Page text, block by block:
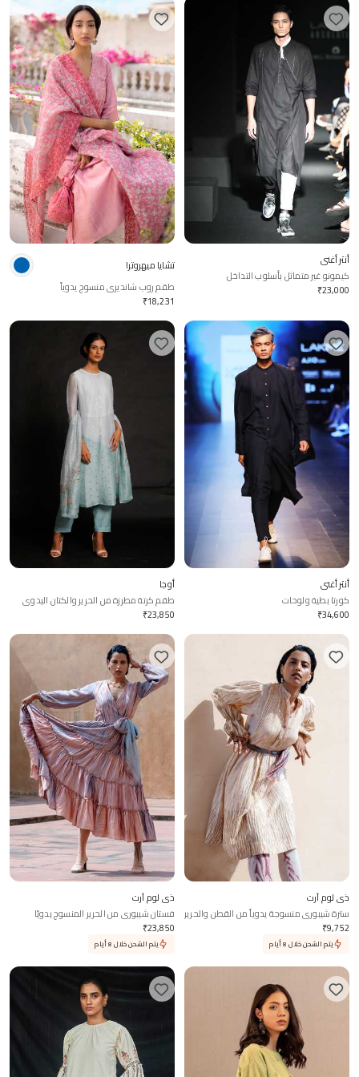
أنتر أغني
كيمونو غير متماثل بأسلوب التداخل
₹23,000
تشايا ميهروترا
طقم روب شانديري منسوج يدوياً
₹18,231
أنتر أغني
كورتا بطية ولوحات
₹34,600
أوجا
طقم كرتة مطرزة من الحرير والكتان اليدوي
₹23,850
ذي لوم آرت
سترة شيبوري منسوجة يدوياً من القطن والحرير
₹9,752
يتم الشحن خلال 8 أيام
ذي لوم آرت
فستان شيبوري من الحرير المنسوج يدويًا
₹23,850
يتم الشحن خلال 8 أيام